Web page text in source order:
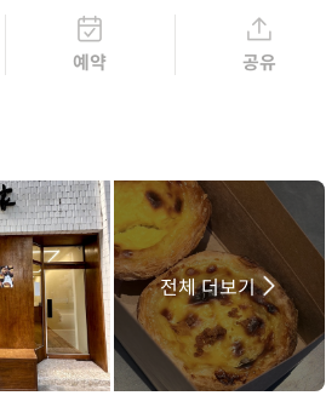
예약 공유
전체 더보기